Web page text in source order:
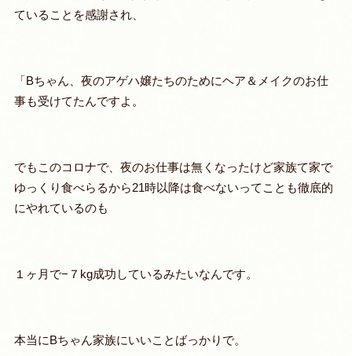
ていることを感謝され、
「Bちゃん、夜のアゲハ嬢たちのためにヘア＆メイクのお仕
事も受けてたんですよ。
でもこのコロナで、夜のお仕事は無くなったけど家族て家で
ゆっくり食べらるから21時以降は食べないってことも徹底的
にやれているのも
１ヶ月で−７kg成功しているみたいなんです。
本当にBちゃん家族にいいことばっかりで。